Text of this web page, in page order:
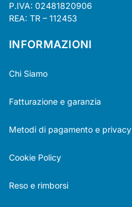
P.IVA: 02481820906
REA: TR – 112453
INFORMAZIONI
Chi Siamo
Fatturazione e garanzia
Metodi di pagamento e privacy
Cookie Policy
Reso e rimborsi